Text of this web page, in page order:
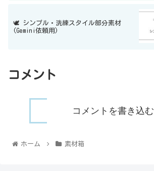
🕊️ シンプル・洗練スタイル部分素材
(Gemini依頼用)
コメント
コメントを書き込む
ホーム 素材箱